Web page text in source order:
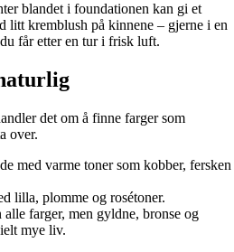
blandet i foundationen kan gi et
litt kremblush på kinnene – gjerne i en
får etter en tur i frisk luft.
det om å finne farger som
over.
med varme toner som kobber, fersken
lilla, plomme og rosétoner.
alle farger, men gyldne, bronse og
mye liv.